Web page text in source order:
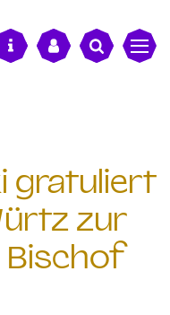
gratuliert
zur
Bischof